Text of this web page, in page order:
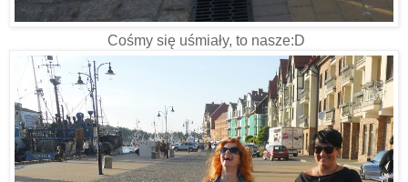
Cośmy się uśmiały, to nasze:D